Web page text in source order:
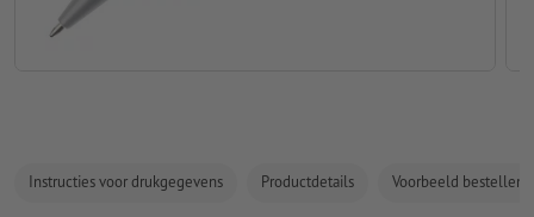
Instructies voor drukgegevens Productdetails Voorbeeld bestellen